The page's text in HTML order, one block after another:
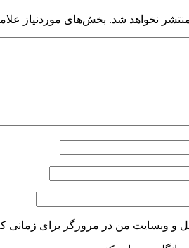
نخواهد شد. بخش‌های موردنیاز
و وبسایت من در مرورگر برای زمانی